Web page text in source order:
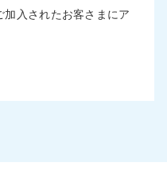
入されたお客さまにア